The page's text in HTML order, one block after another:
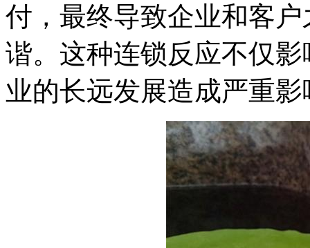
付，最终导致企业和客
谐。这种连锁反应不仅
业的长远发展造成严重影